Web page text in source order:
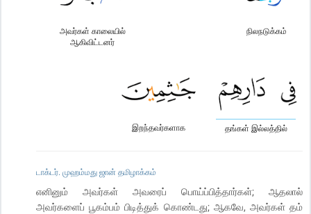
நிலநடுக்கம்
அவர்கள் காலையில்
ஆகிவிட்டனர்
தங்கள் இல்லத்தில்
இறந்தவர்களாக
டாக்டர். முஹம்மது ஜான் தமிழாக்கம்
எனினும் அவர்கள் அவரைப் பொய்ப்பித்தார்கள்; ஆதலால்
அவர்களைப் பூகம்பம் பிடித்துக் கொண்டது; ஆகவே, அவர்கள் தம்